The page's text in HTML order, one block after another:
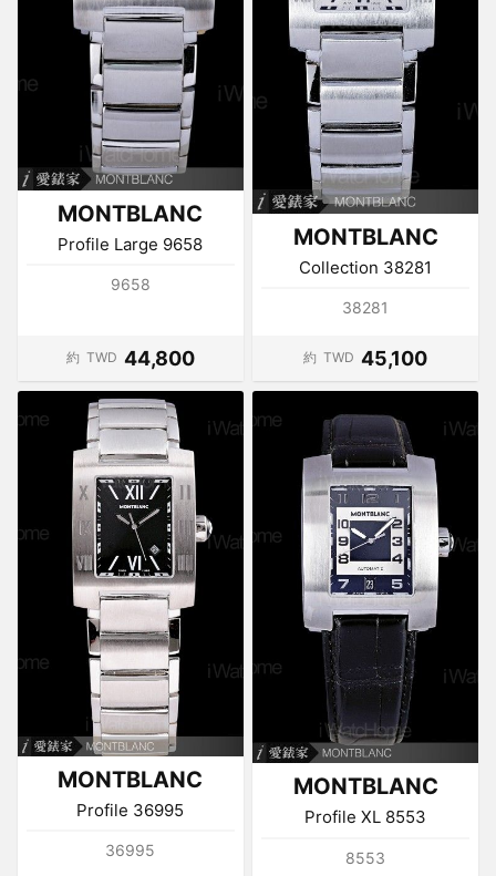
MONTBLANC
Profile Large 9658
9658
約 TWD 44,800
MONTBLANC
Collection 38281
38281
約 TWD 45,100
MONTBLANC
Profile 36995
36995
MONTBLANC
Profile XL 8553
8553